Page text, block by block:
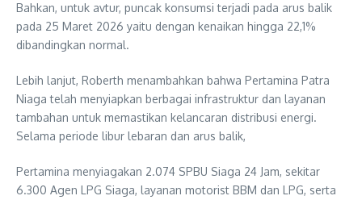
Bahkan, untuk avtur, puncak konsumsi terjadi pada arus balik
pada 25 Maret 2026 yaitu dengan kenaikan hingga 22,1%
dibandingkan normal.
Lebih lanjut, Roberth menambahkan bahwa Pertamina Patra
Niaga telah menyiapkan berbagai infrastruktur dan layanan
tambahan untuk memastikan kelancaran distribusi energi.
Selama periode libur lebaran dan arus balik,
Pertamina menyiagakan 2.074 SPBU Siaga 24 Jam, sekitar
6.300 Agen LPG Siaga, layanan motorist BBM dan LPG, serta